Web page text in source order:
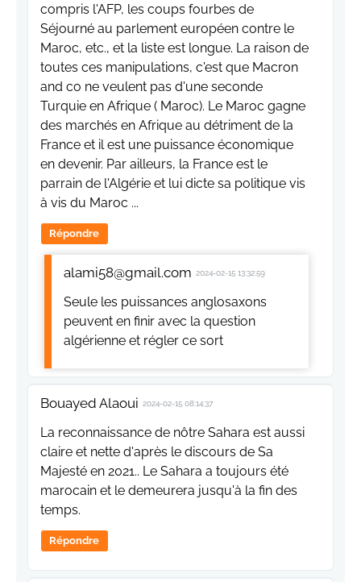
compris l'AFP, les coups fourbes de
Séjourné au parlement européen contre le
Maroc, etc., et la liste est longue. La raison de
toutes ces manipulations, c'est que Macron
and co ne veulent pas d'une seconde
Turquie en Afrique ( Maroc). Le Maroc gagne
des marchés en Afrique au détriment de la
France et il est une puissance économique
en devenir. Par ailleurs, la France est le
parrain de l'Algérie et lui dicte sa politique vis
à vis du Maroc ...
Répondre
alami58@gmail.com 2024-02-15 13:32:59
Seule les puissances anglosaxons
peuvent en finir avec la question
algérienne et régler ce sort
Bouayed Alaoui 2024-02-15 08:14:37
La reconnaissance de nôtre Sahara est aussi
claire et nette d'après le discours de Sa
Majesté en 2021.. Le Sahara a toujours été
marocain et le demeurera jusqu'à la fin des
temps.
Répondre